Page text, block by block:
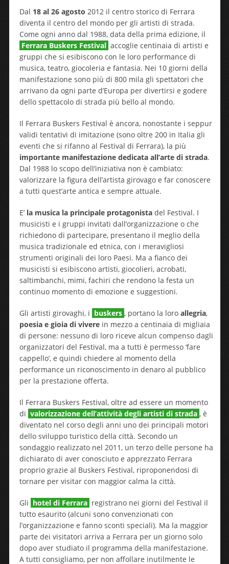
Dal 18 al 26 agosto 2012 il centro storico di Ferrara
diventa il centro del mondo per gli artisti di strada.
Come ogni anno dal 1988, data della prima edizione, il
Ferrara Buskers Festival accoglie centinaia di artisti e
gruppi che si esibiscono con le loro performance di
musica, teatro, giocoleria e fantasia. Nei 10 giorni della
manifestazione sono più di 800 mila gli spettatori che
arrivano da ogni parte d’Europa per divertirsi e godere
dello spettacolo di strada più bello al mondo.
Il Ferrara Buskers Festival è ancora, nonostante i seppur
validi tentativi di imitazione (sono oltre 200 in Italia gli
eventi che si rifanno al Festival di Ferrara), la più
importante manifestazione dedicata all’arte di strada.
Dal 1988 lo scopo dell’iniziativa non è cambiato:
valorizzare la figura dell’artista girovago e far conoscere
a tutti quest’arte antica e sempre attuale.
E’ la musica la principale protagonistadel Festival. I
musicisti e i gruppi invitati dall’organizzazione o che
richiedono di partecipare, presentano il meglio della
musica tradizionale ed etnica, con i meravigliosi
strumenti originali dei loro Paesi. Ma a fianco dei
musicisti si esibiscono artisti, giocolieri, acrobati,
saltimbanchi, mimi, fachiri che rendono la festa un
continuo momento di emozione e suggestioni.
Gli artisti girovaghi, i buskers , portano la loro allegria,
poesia e gioia di viverein mezzo a centinaia di migliaia
di persone: nessuno di loro riceve alcun compenso dagli
organizzatori del Festival, ma a tutti è permesso ‘fare
cappello’, e quindi chiedere al momento della
performance un riconoscimento in denaro al pubblico
per la prestazione offerta.
Il Ferrara Buskers Festival, oltre ad essere un momento
di valorizzazione dell’attività degli artisti di strada , è
diventato nel corso degli anni uno dei principali motori
dello sviluppo turistico della città. Secondo un
sondaggio realizzato nel 2011, un terzo delle persone ha
dichiarato di aver conosciuto e apprezzato Ferrara
proprio grazie al Buskers Festival, riproponendosi di
tornare per visitar con maggior calma la città.
Gli hotel di Ferrara registrano nei giorni del Festival il
tutto esaurito (alcuni sono convenzionati con
l’organizzazione e fanno sconti speciali). Ma la maggior
parte dei visitatori arriva a Ferrara per un giorno solo
dopo aver studiato il programma della manifestazione.
A tutti consigliamo, per non affollare inutilmente le